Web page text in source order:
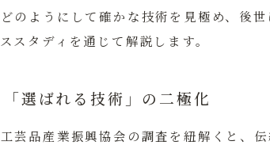
のようにして確かな技術を見極め、後
スタディを通じて解説します。
選ばれる技術」の二極化
芸品産業振興協会の調査を紐解くと、